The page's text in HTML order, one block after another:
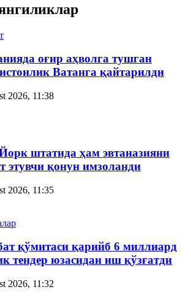
оғир аҳволга тушган
Ватанга қайтарилди
2026, 11:38
штатида ҳам эвтаназияни
этувчи қонун имзоланди
2026, 11:35
қўмитаси қарийб 6 миллиард
тендер юзасидан иш қўзғатди
2026, 11:32